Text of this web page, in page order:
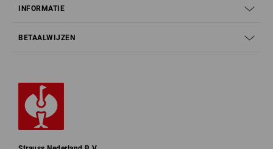
INFORMATIE
BETAALWIJZEN